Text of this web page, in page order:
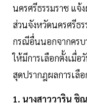
นครศรีธรรมราช แจ้
ส่วนจังหวัดนครศรีธ
กรณีอื่นนอกจากครบ
ให้มีการเลือกตั้งเมื่
สุดปรากฎผลการเลือ
1. นางสาววาริน ชิ